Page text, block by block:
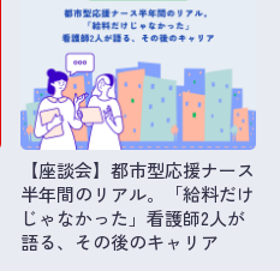
【座談会】都市型応援ナース
半年間のリアル。「給料だけ
じゃなかった」看護師2人が
語る、その後のキャリア